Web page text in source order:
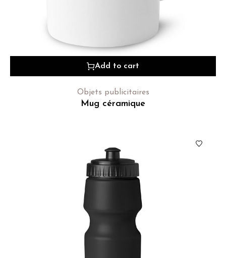
Add to cart
Objets publicitaires
Mug céramique